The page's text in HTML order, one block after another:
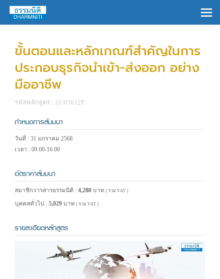
ขั้นตอนและหลักเกณฑ์สำคัญในการ
ประกอบธุรกิจนำเข้า-ส่งออก อย่าง
มืออาชีพ
รหัสหลักสูตร : 21/03612P
กำหนดการสัมมนา
วันที่ : 31 มกราคม 2568
เวลา : 09.00-16.00
อัตราค่าสัมมนา
สมาชิกวารสารธรรมนิติ : 4,280 บาท ( รวม VAT )
บุคคลทั่วไป : 5,029 บาท ( รวม VAT )
รายละเอียดหลักสูตร
×